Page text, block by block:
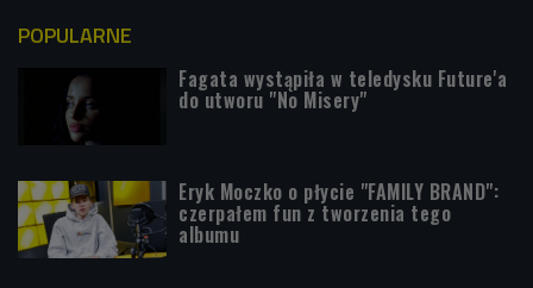
POPULARNE
Fagata wystąpiła w teledysku Future'a
do utworu "No Misery"
Eryk Moczko o płycie "FAMILY BRAND":
czerpałem fun z tworzenia tego
albumu